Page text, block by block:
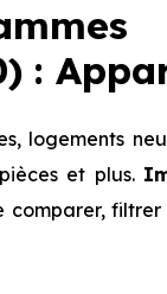
:
logements
et plus.
comparer,